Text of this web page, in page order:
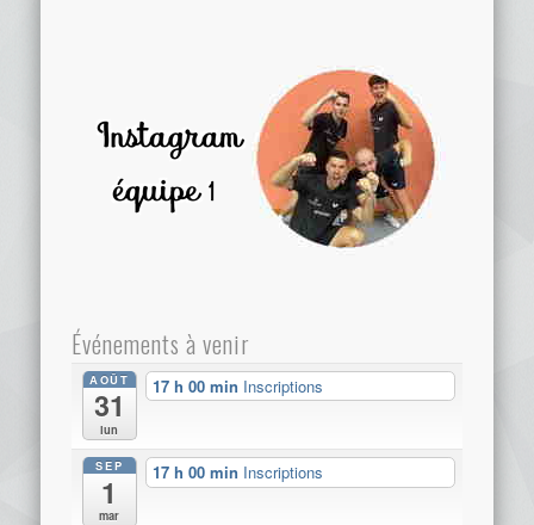
Événements à venir
AOÛT
31
lun
17 h 00 min Inscriptions
SEP
1
mar
17 h 00 min Inscriptions